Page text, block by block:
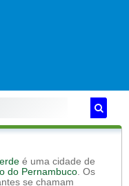
é uma cidade de
do Pernambuco. Os
se chamam